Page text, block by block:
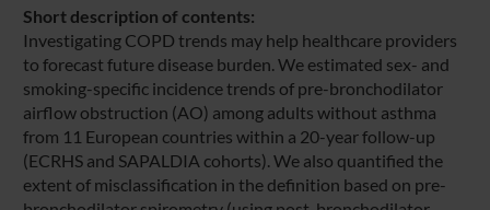
Short description of contents:
Investigating COPD trends may help healthcare providers
to forecast future disease burden. We estimated sex- and
smoking-specific incidence trends of pre-bronchodilator
airflow obstruction (AO) among adults without asthma
from 11 European countries within a 20-year follow-up
(ECRHS and SAPALDIA cohorts). We also quantified the
extent of misclassification in the definition based on pre-